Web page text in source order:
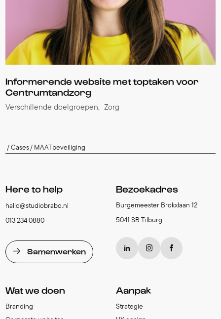
Informerende website met toptaken voor
Centrumtandzorg
Verschillende doelgroepen Zorg
Cases MAATbeveiliging
Here to help
hallo@studiobrabo.nl
013 234 0880
Samenwerken
Bezoekadres
Burgemeester Brokxlaan 12
5041 SB Tilburg
Wat we doen
Branding
Aanpak
Strategie